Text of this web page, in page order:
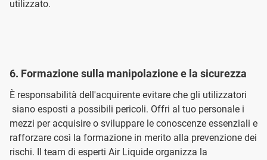
utilizzato.
6. Formazione sulla manipolazione e la sicurezza
È responsabilità dell'acquirente evitare che gli utilizzatori
siano esposti a possibili pericoli. Offri al tuo personale i
mezzi per acquisire o sviluppare le conoscenze essenziali e
rafforzare così la formazione in merito alla prevenzione dei
rischi. Il team di esperti Air Liquide organizza la